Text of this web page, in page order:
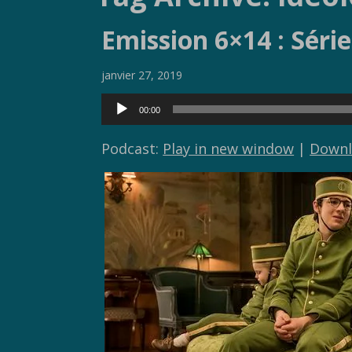
Emission 6×14 :
janvier 27, 2019
Lecteur
audio
00:00
Podcast: Play in new window |